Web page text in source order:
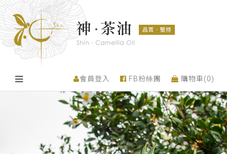
會員登入 FB粉絲團 購物車(0)